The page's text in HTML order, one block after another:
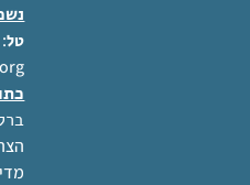
טל: 02-6404333
ברל